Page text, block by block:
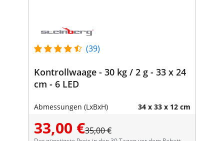
(39)
Kontrollwaage - 30 kg / 2 g - 33 x 24
cm - 6 LED
Abmessungen (LxBxH) 34 x 33 x 12 cm
33,00 €35,00 €